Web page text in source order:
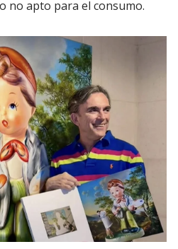
no apto para el consumo.